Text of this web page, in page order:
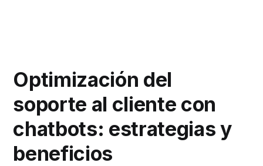
Optimización del
soporte al cliente con
chatbots: estrategias y
beneficios